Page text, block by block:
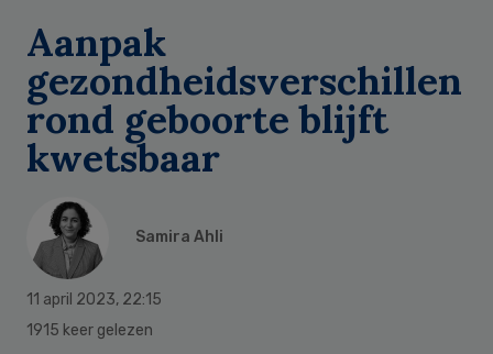
Aanpak
gezondheidsverschillen
rond geboorte blijft
kwetsbaar
Samira Ahli
11 april 2023, 22:15
1915 keer gelezen